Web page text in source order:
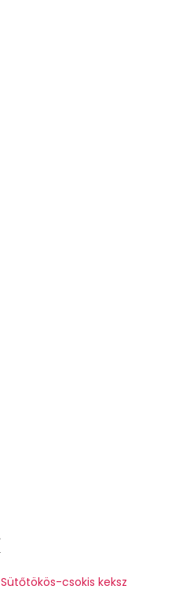
Sütőtökös-csokis keksz